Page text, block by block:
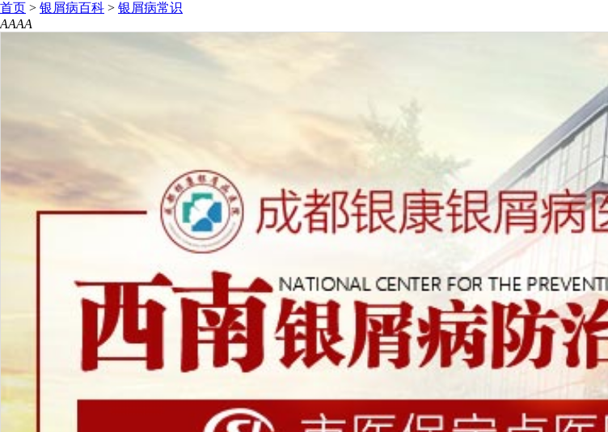
首页 > 银屑病百科 > 银屑病常识
AAAA